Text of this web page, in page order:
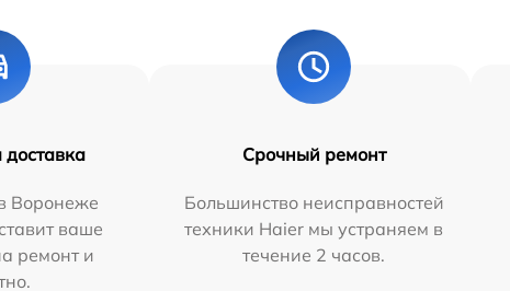
доставка
Воронеже
ваше
ремонт и
Срочный ремонт
Большинство неисправностей
техники Haier мы устраняем в
течение 2 часов.